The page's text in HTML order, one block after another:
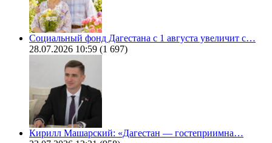
Социальный фонд Дагестана с 1 августа увеличит с…
28.07.2026 10:59 (1 697)
Кирилл Машарский: «Дагестан — гостеприимна…